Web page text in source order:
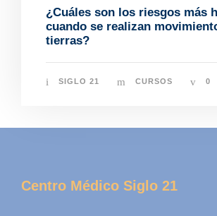
¿Cuáles son los riesgos más
cuando se realizan
tierras?
SIGLO 21 CURSOS 0
Centro Médico Siglo 21